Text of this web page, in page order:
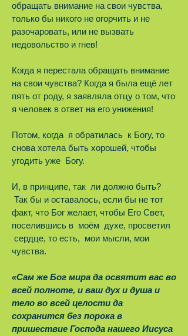
обращать внимание на свои чувства,
только бы никого не огорчить и не
разочаровать, или не вызвать
недовольство и гнев!
Когда я перестала обращать внимание
на свои чувства? Когда я была ещё лет
пять от роду, я заявляла отцу о том, что
я человек в ответ на его унижения!
Потом, когда я обратилась к Богу, то
снова хотела быть хорошей, чтобы
угодить уже Богу.
И, в принципе, так ли должно быть?
Так бы и оставалось, если бы не тот
факт, что Бог желает, чтобы Его Свет,
поселившись в моём духе, просветил
сердце, то есть, мои мысли, мои
чувства.
«Сам же Бог мира да освятит вас во
всей полноте, и ваш дух и душа и
тело во всей целости да
сохранится без порока в
пришествие Господа нашего Иисуса